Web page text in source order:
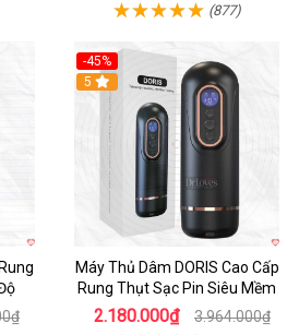
(877)
-45%
Hot
5
Máy Thủ Dâm DORIS Cao Cấp
Rung Thụt Sạc Pin Siêu Mềm
2.180.000₫ 3.964.000₫